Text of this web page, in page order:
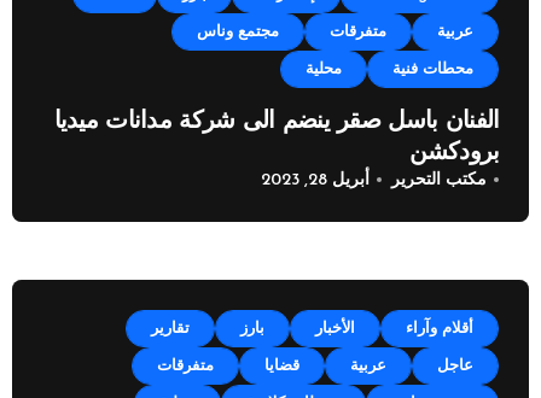
عربية متفرقات مجتمع وناس
محطات فنية محلية
الفنان باسل صقر ينضم الى شركة مدانات ميديا
برودكشن
مكتب التحرير أبريل 28, 2023
أقلام وآراء الأخبار بارز تقارير
عاجل عربية قضايا متفرقات